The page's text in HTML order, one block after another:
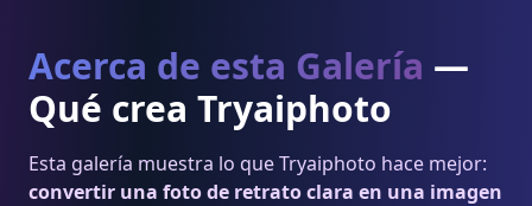
Acerca de esta Galería —
Qué crea Tryaiphoto
Esta galería muestra lo que Tryaiphoto hace mejor:
convertir una foto de retrato clara en una imagen